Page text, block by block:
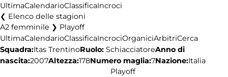
UltimaCalendarioClassificaIncroci
Elenco delle stagioni
A2 femminile ❯ Playoff
UltimaCalendarioClassificaIncrociOrganiciArbitriCerca
Squadra:Itas TrentinoRuolo: SchiacciatoreAnno di
nascita:2007Altezza:178Numero maglia:7Nazione:Italia
Playoff